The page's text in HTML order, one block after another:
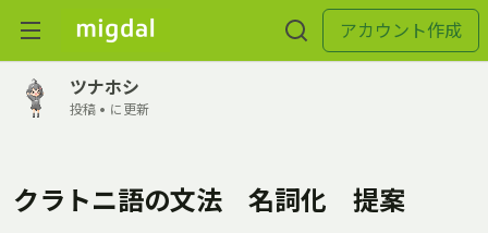
アカウント作成
ツナホシ
投稿 • に更新
クラトニ語の文法 名詞化 提案